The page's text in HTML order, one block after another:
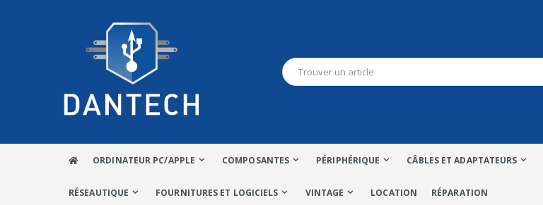
ORDINATEUR PC/APPLE COMPOSANTES PÉRIPHÉRIQUE CÂBLES ET ADAPTATEURS
RÉSEAUTIQUE FOURNITURES ET LOGICIELS VINTAGE LOCATION RÉPARATION